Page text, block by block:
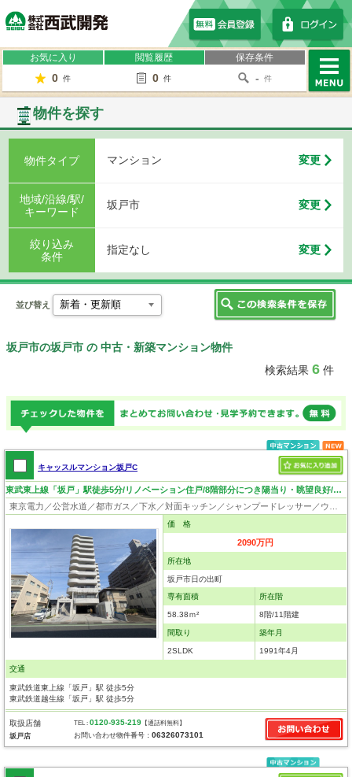
お気に入り
0 件
閲覧履歴
0 件
保存条件
- 件
物件を探す
物件タイプ マンション 変更
地域/沿線/駅/
キーワード
坂戸市 変更
絞り込み
条件
指定なし 変更
並び替え
坂戸市の坂戸市 の 中古・新築マンション物件
検索結果 6件
キャッスルマンション坂戸C
東武東上線「坂戸」駅徒歩5分/リノベーション住戸/8階部分につき陽当り・眺望良好/ペット飼育可（細則有）
価 格
2090万円
所在地
坂戸市日の出町
専有面積
58.38ｍ²
所在階
8階/11階建
間取り
2SLDK
築年月
1991年4月
交通
東武鉄道東上線「坂戸」駅 徒歩5分
東武鉄道越生線「坂戸」駅 徒歩5分
取扱店舗
坂戸店
TEL :0120-935-219 【通話料無料】
お問い合わせ物件番号：06326073101